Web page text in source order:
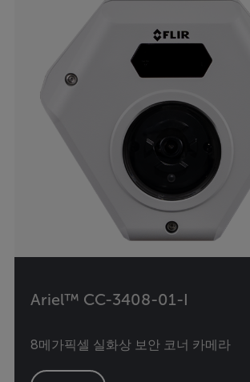
Ariel™ CC-3408-01-I
8메가픽셀 실화상 보안 코너 카메라